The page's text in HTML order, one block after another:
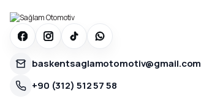
baskentsaglamotomotiv@gmail.com
+90 (312) 512 57 58